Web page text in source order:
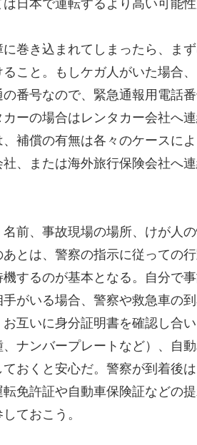
日本で運転するより高い可能性
巻き込まれてしまったら、ま
こと。もしケガ人がいた場合
番号なので、緊急通報用電話
ーの場合はレンタカー会社へ
補償の有無は各々のケースに
、または海外旅行保険会社へ
前、事故現場の場所、けが人
とは、警察の指示に従っての
するのが基本となる。自分で
がいる場合、警察や救急車の
互いに身分証明書を確認し合
ナンバープレートなど）、自
おくと安心だ。警察が到着後
免許証や自動車保険証などの
ておこう。